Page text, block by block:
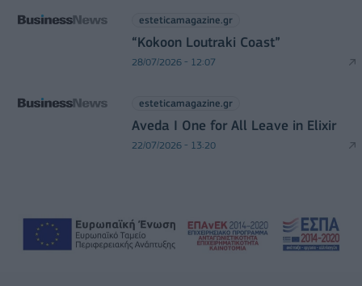
esteticamagazine.gr
“Kokoon Loutraki Coast”
28/07/2026 - 12:07
esteticamagazine.gr
Aveda I One for All Leave in Elixir
22/07/2026 - 13:20